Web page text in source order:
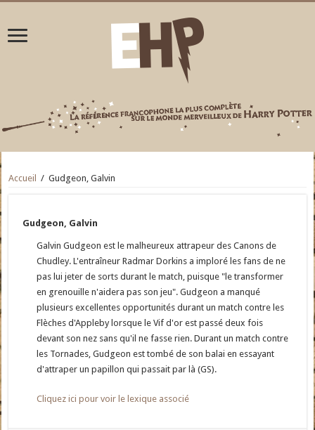
Accueil / Gudgeon, Galvin
Gudgeon, Galvin
Galvin Gudgeon est le malheureux attrapeur des Canons de
Chudley. L'entraîneur Radmar Dorkins a imploré les fans de ne
pas lui jeter de sorts durant le match, puisque "le transformer
en grenouille n'aidera pas son jeu". Gudgeon a manqué
plusieurs excellentes opportunités durant un match contre les
Flèches d'Appleby lorsque le Vif d'or est passé deux fois
devant son nez sans qu'il ne fasse rien. Durant un match contre
les Tornades, Gudgeon est tombé de son balai en essayant
d'attraper un papillon qui passait par là (GS).
Cliquez ici pour voir le lexique associé